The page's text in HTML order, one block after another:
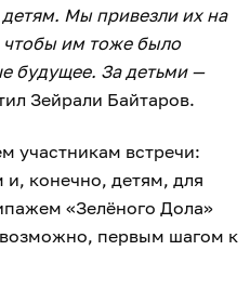
Мы привезли их на
им тоже было
будущее. За детьми —
Зейрали Байтаров.
участникам встречи:
конечно, детям, для
«Зелёного Дола»
первым шагом к